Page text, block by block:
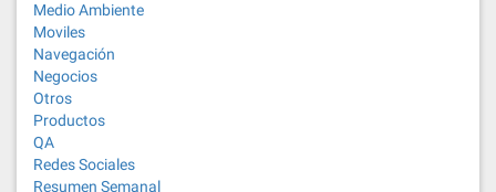
Medio Ambiente
Moviles
Navegación
Negocios
Otros
Productos
QA
Redes Sociales
Resumen Semanal